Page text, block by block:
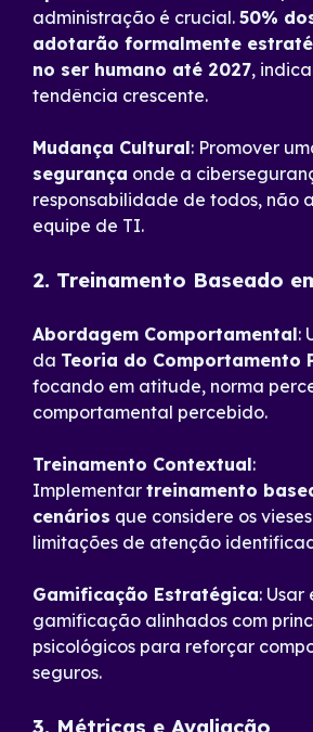
administração é crucial. 50%
adotarão formalmente
no ser humano até 2027,
tendência crescente.
Mudança Cultural: Promover
segurança onde a
responsabilidade de todos, não
equipe de TI.
2. Treinamento Baseado
Abordagem Comportamental:
da Teoria do Comportamento
focando em atitude, norma
comportamental percebido.
Treinamento Contextual:
Implementar treinamento
cenários que considere os
limitações de atenção
Gamificação Estratégica: Usar
gamificação alinhados com
psicológicos para reforçar
seguros.